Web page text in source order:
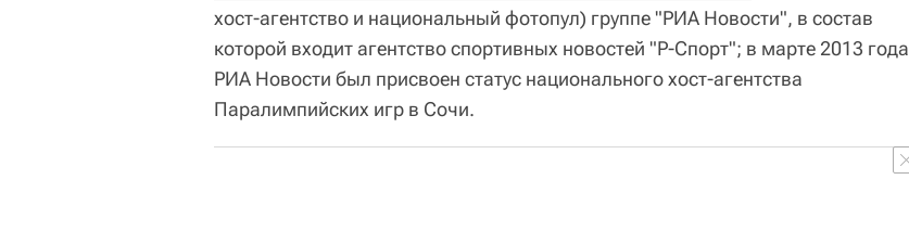
хост-агентство и национальный фотопул) группе "РИА Новости", в состав
которой входит агентство спортивных новостей "Р-Спорт"; в марте 2013 года
РИА Новости был присвоен статус национального хост-агентства
Паралимпийских игр в Сочи.